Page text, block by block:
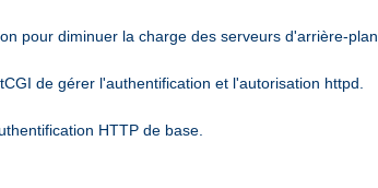
pour diminuer la charge des serveurs d'arrière-plan
de gérer l'authentification et l'autorisation httpd.
HTTP de base.